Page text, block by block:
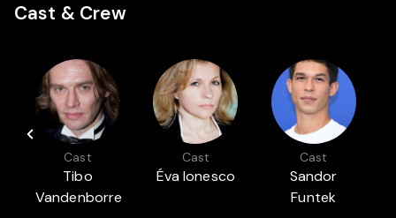
Cast & Crew
Cast
Tibo
Vandenborre
Cast
Éva Ionesco
Cast
Sandor
Funtek